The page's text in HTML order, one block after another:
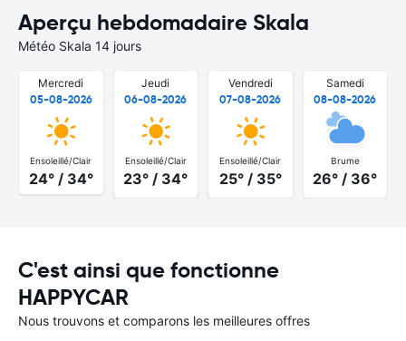
Aperçu hebdomadaire Skala
Météo Skala 14 jours
Mercredi
05-08-2026
Ensoleillé/Clair
24° / 34°
Jeudi
06-08-2026
Ensoleillé/Clair
23° / 34°
Vendredi
07-08-2026
Ensoleillé/Clair
25° / 35°
Samedi
08-08-2026
Brume
26° / 36°
C'est ainsi que fonctionne
HAPPYCAR
Nous trouvons et comparons les meilleures offres